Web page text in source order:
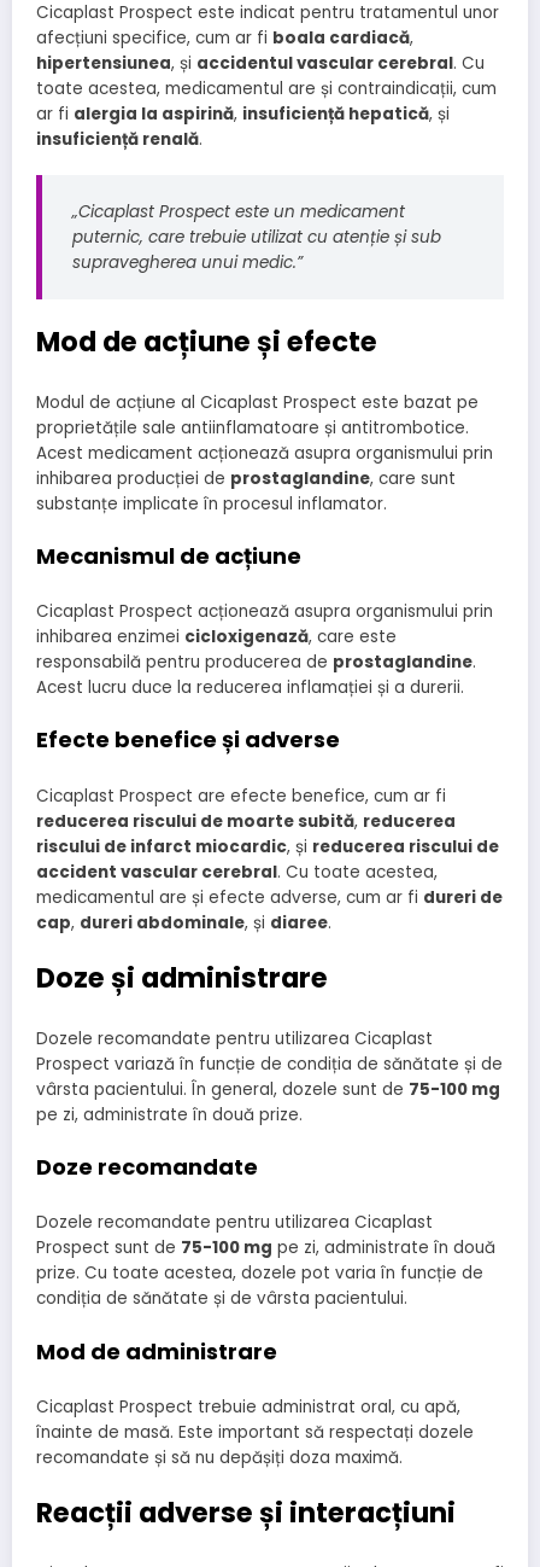
Cicaplast Prospect este indicat pentru tratamentul unor
afecțiuni specifice, cum ar fi boala cardiacă,
hipertensiunea, și accidentul vascular cerebral. Cu
toate acestea, medicamentul are și contraindicații, cum
ar fi alergia la aspirină, insuficiență hepatică, și
insuficiență renală.
„Cicaplast Prospect este un medicament
puternic, care trebuie utilizat cu atenție și sub
supravegherea unui medic.”
Mod de acțiune și efecte
Modul de acțiune al Cicaplast Prospect este bazat pe
proprietățile sale antiinflamatoare și antitrombotice.
Acest medicament acționează asupra organismului prin
inhibarea producției de prostaglandine, care sunt
substanțe implicate în procesul inflamator.
Mecanismul de acțiune
Cicaplast Prospect acționează asupra organismului prin
inhibarea enzimei cicloxigenază, care este
responsabilă pentru producerea de prostaglandine.
Acest lucru duce la reducerea inflamației și a durerii.
Efecte benefice și adverse
Cicaplast Prospect are efecte benefice, cum ar fi
reducerea riscului de moarte subită, reducerea
riscului de infarct miocardic, și reducerea riscului de
accident vascular cerebral. Cu toate acestea,
medicamentul are și efecte adverse, cum ar fi dureri de
cap, dureri abdominale, și diaree.
Doze și administrare
Dozele recomandate pentru utilizarea Cicaplast
Prospect variază în funcție de condiția de sănătate și de
vârsta pacientului. În general, dozele sunt de 75-100 mg
pe zi, administrate în două prize.
Doze recomandate
Dozele recomandate pentru utilizarea Cicaplast
Prospect sunt de 75-100 mg pe zi, administrate în două
prize. Cu toate acestea, dozele pot varia în funcție de
condiția de sănătate și de vârsta pacientului.
Mod de administrare
Cicaplast Prospect trebuie administrat oral, cu apă,
înainte de masă. Este important să respectați dozele
recomandate și să nu depășiți doza maximă.
Reacții adverse și interacțiuni